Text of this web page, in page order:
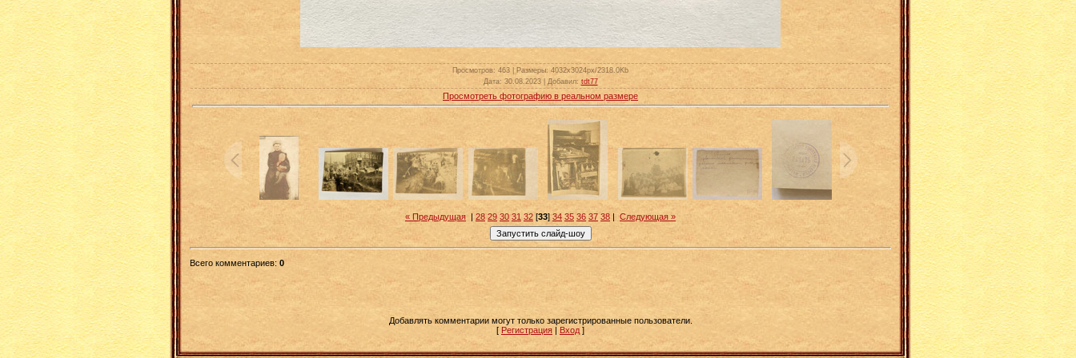
Просмотров: 463 | Размеры: 4032x3024px/2318.0Kb
Дата: 30.08.2023 | Добавил: tdt77
Просмотреть фотографию в реальном размере
« Предыдущая | 28 29 30 31 32 [33] 34 35 36 37 38 | Следующая »
Всего комментариев: 0
Добавлять комментарии могут только зарегистрированные пользователи.
[ Регистрация Вход ]